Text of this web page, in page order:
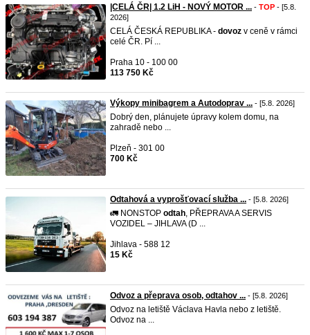
|CELÁ ČR| 1.2 LiH - NOVÝ MOTOR ... - TOP - [5.8.
2026]
CELÁ ČESKÁ REPUBLIKA - dovoz v ceně v rámci
celé ČR. Pí ...
Praha 10 - 100 00
113 750 Kč
Výkopy minibagrem a Autodoprav ... - [5.8. 2026]
Dobrý den, plánujete úpravy kolem domu, na
zahradě nebo ...
Plzeň - 301 00
700 Kč
Odtahová a vyprošťovací služba ... - [5.8. 2026]
🚛 NONSTOP odtah, PŘEPRAVA A SERVIS
VOZIDEL – JIHLAVA (D ...
Jihlava - 588 12
15 Kč
Odvoz a přeprava osob, odtahov ... - [5.8. 2026]
Odvoz na letiště Václava Havla nebo z letiště.
Odvoz na ...